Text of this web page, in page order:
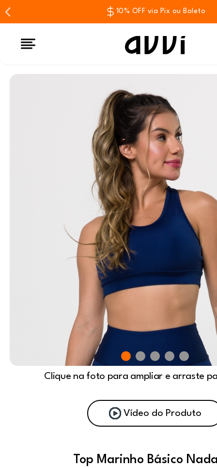
10% OFF via Pix ou Boleto
Clique na foto para ampliar e arraste
Vídeo do Produto
Top Marinho Básico